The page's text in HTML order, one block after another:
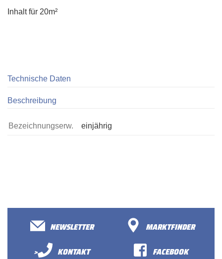
Inhalt für 20m²
Technische Daten
Beschreibung
Bezeichnungserw. einjährig
NEWSLETTER
MARKTFINDER
>
KONTAKT
FACEBOOK